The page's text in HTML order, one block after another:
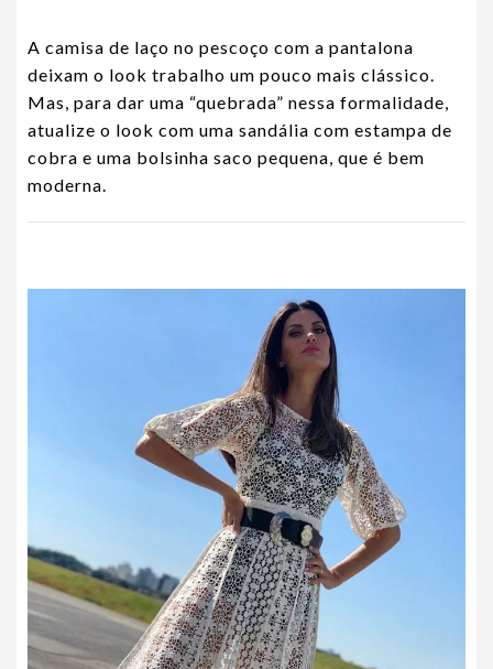
A camisa de laço no pescoço com a pantalona
deixam o look trabalho um pouco mais clássico.
Mas, para dar uma “quebrada” nessa formalidade,
atualize o look com uma sandália com estampa de
cobra e uma bolsinha saco pequena, que é bem
moderna.